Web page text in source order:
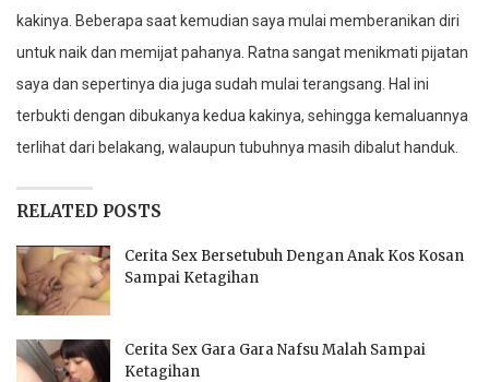
kakinya. Beberapa saat kemudian saya mulai memberanikan diri
untuk naik dan memijat pahanya. Ratna sangat menikmati pijatan
saya dan sepertinya dia juga sudah mulai terangsang. Hal ini
terbukti dengan dibukanya kedua kakinya, sehingga kemaluannya
terlihat dari belakang, walaupun tubuhnya masih dibalut handuk.
RELATED POSTS
Cerita Sex Bersetubuh Dengan Anak Kos Kosan
Sampai Ketagihan
Cerita Sex Gara Gara Nafsu Malah Sampai
Ketagihan